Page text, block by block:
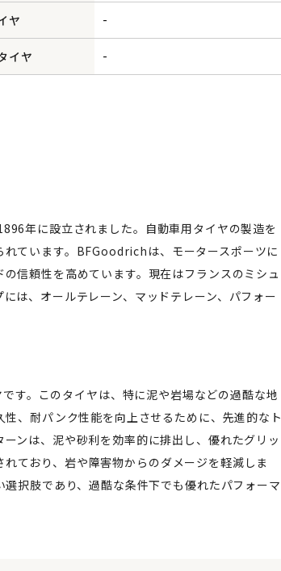
ヤ -
イヤ -
年に設立されました。自動車用タイヤの製造を
ています。BFGoodrichは、モータースポーツに
信頼性を高めています。現在はフランスのミシュ
は、オールテレーン、マッドテレーン、パフォー
す。このタイヤは、特に泥や岩場などの過酷な地
、耐パンク性能を向上させるために、先進的な
ンは、泥や砂利を効率的に排出し、優れたグリッ
ており、岩や障害物からのダメージを軽減しま
択肢であり、過酷な条件下でも優れたパフォーマ